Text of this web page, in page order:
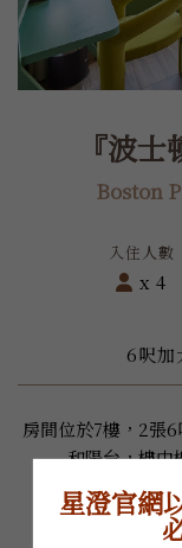
『波
Boston
x 4
6呎
房間位於7樓，2張
和陽台，樓中
星澄官網